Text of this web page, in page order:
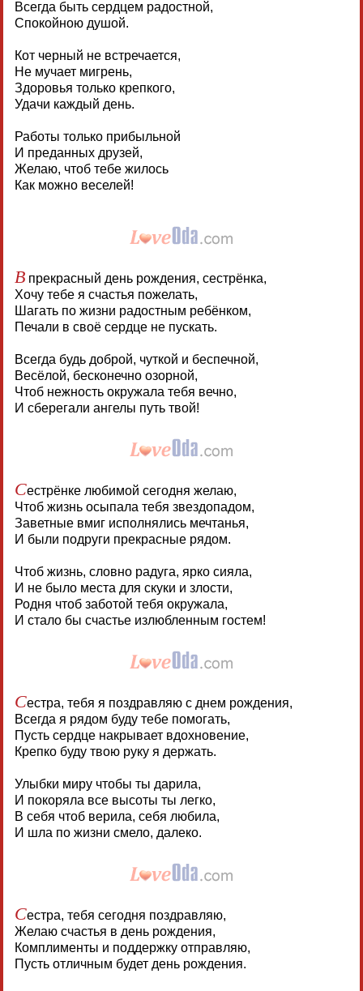
Всегда быть сердцем радостной,
Спокойною душой.
Кот черный не встречается,
Не мучает мигрень,
Здоровья только крепкого,
Удачи каждый день.
Работы только прибыльной
И преданных друзей,
Желаю, чтоб тебе жилось
Как можно веселей!
Впрекрасный день рождения, сестрёнка,
Хочу тебе я счастья пожелать,
Шагать по жизни радостным ребёнком,
Печали в своё сердце не пускать.
Всегда будь доброй, чуткой и беспечной,
Весёлой, бесконечно озорной,
Чтоб нежность окружала тебя вечно,
И сберегали ангелы путь твой!
Сестрёнке любимой сегодня желаю,
Чтоб жизнь осыпала тебя звездопадом,
Заветные вмиг исполнялись мечтанья,
И были подруги прекрасные рядом.
Чтоб жизнь, словно радуга, ярко сияла,
И не было места для скуки и злости,
Родня чтоб заботой тебя окружала,
И стало бы счастье излюбленным гостем!
Сестра, тебя я поздравляю с днем рождения,
Всегда я рядом буду тебе помогать,
Пусть сердце накрывает вдохновение,
Крепко буду твою руку я держать.
Улыбки миру чтобы ты дарила,
И покоряла все высоты ты легко,
В себя чтоб верила, себя любила,
И шла по жизни смело, далеко.
Сестра, тебя сегодня поздравляю,
Желаю счастья в день рождения,
Комплименты и поддержку отправляю,
Пусть отличным будет день рождения.